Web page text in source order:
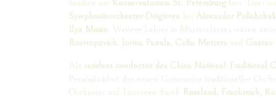
Studien am Konservatorium St. Petersburg fort. Dort
Symphonieorchester-Dirigieren bei Alexander Polishchuk
Ilya Musin. Weitere Lehrer in Masterclasses waren
Rostropovich, Jorma Panula, Colin Metters und Gustav
Als resident conductor des China National Traditional
Persönlichkeit der neuen Generation traditioneller
Orchester auf Tourneen durch Russland, Frankreich,